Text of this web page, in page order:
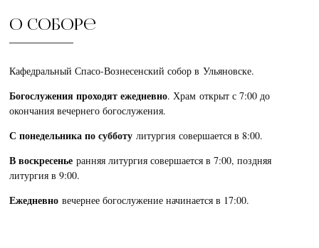
О соборе
Кафедральный Спасо-Вознесенский собор в Ульяновске.
Богослужения проходят ежедневно. Храм открыт с 7:00 до
окончания вечернего богослужения.
С понедельника по субботулитургия совершается в 8:00.
В воскресеньеранняя литургия совершается в 7:00, поздняя
литургия в 9:00.
Ежедневновечернее богослужение начинается в 17:00.